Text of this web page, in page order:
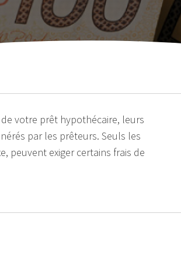
votre prêt hypothécaire, leurs
par les prêteurs. Seuls les
peuvent exiger certains frais de